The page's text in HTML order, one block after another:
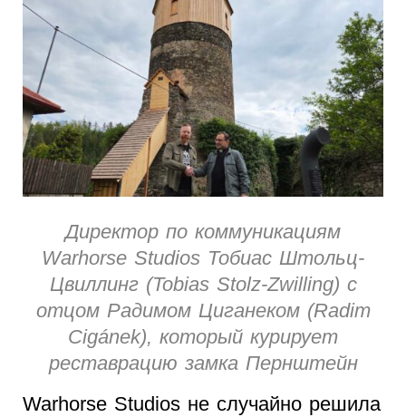
Директор по коммуникациям
Warhorse Studios Тобиас Штольц-
Цвиллинг (Tobias Stolz-Zwilling) с
отцом Радимом Циганеком (Radim
Cigánek), который курирует
реставрацию замка Пернштейн
Warhorse Studios не случайно решила